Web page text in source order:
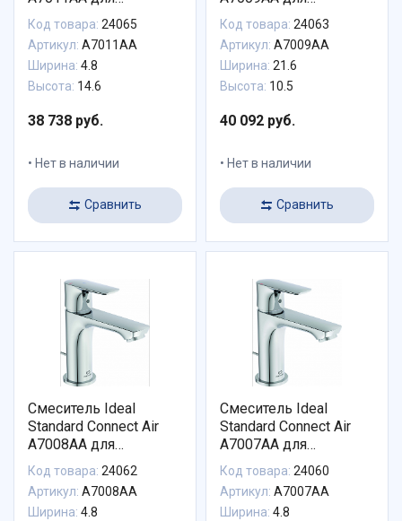
раковины
Код товара: 24065
Артикул: A7011AA
Ширина: 4.8
Высота: 14.6
38 738 руб.
Нет в наличии
Сравнить
раковины
Код товара: 24063
Артикул: A7009AA
Ширина: 21.6
Высота: 10.5
40 092 руб.
Нет в наличии
Сравнить
Смеситель Ideal
Standard Connect Air
A7008AA для
раковины с донным
клапаном
Код товара: 24062
Артикул: A7008AA
Ширина: 4.8
Смеситель Ideal
Standard Connect Air
A7007AA для
раковины с донным
клапаном
Код товара: 24060
Артикул: A7007AA
Ширина: 4.8